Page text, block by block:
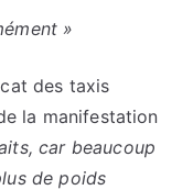
»
des taxis
la manifestation
car beaucoup
de poids